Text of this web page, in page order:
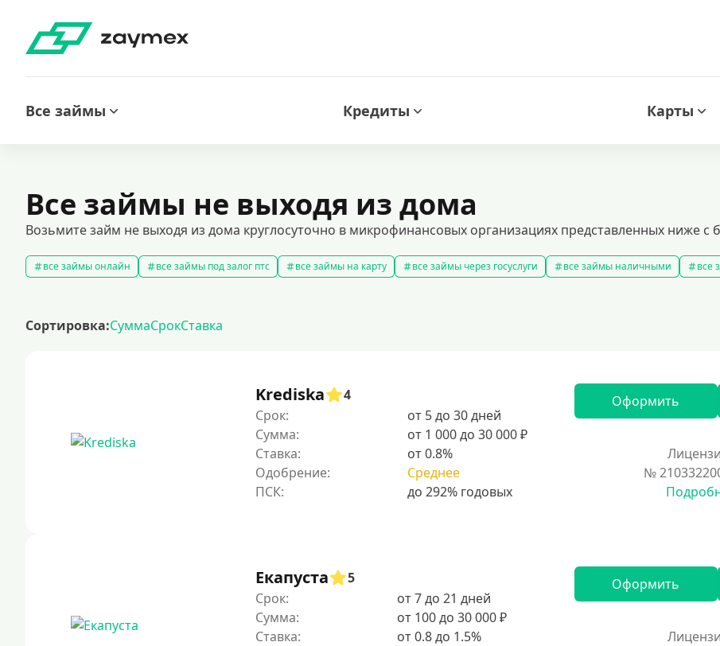
Все займы Кредиты Карты
Все займы не выходя из дома
Возьмите займ не выходя из дома круглосуточно в микрофинансовых организациях представленных ниже с
все займы онлайн все займы под залог птс все займы на карту все займы через госуслуги все займы наличными все
рефинансирование займов
калькулятор займов
Сортировка:СуммаСрокСтавка
Krediska
4
Срок:
от 5 до 30 дней
Сумма:
от 1 000 до 30 000 ₽
Ставка:
от 0.8%
Одобрение:
Среднее
Оформить
№
Екапуста
5
Срок:
от 7 до 21 дней
Сумма:
от 100 до 30 000 ₽
Ставка:
от 0.8 до 1.5%
Оформить